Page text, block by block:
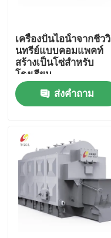
บ้าน
สินค้า
เครื่องปั่นไอน้ําจากชีววิ
นทรีย์แบบคอมแพคท์
สร้างเป็นโซ่สําหรับ
โรงเรียน
ส่งคำถาม